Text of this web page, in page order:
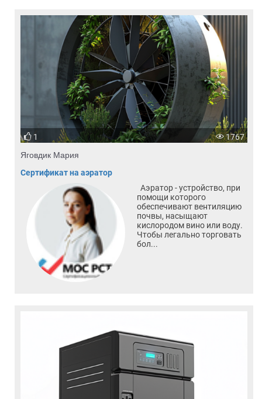
1 1767
Яговдик Мария
Сертификат на аэратор
Аэратор - устройство, при
помощи которого
обеспечивают вентиляцию
почвы, насыщают
кислородом вино или воду.
Чтобы легально торговать
бол...